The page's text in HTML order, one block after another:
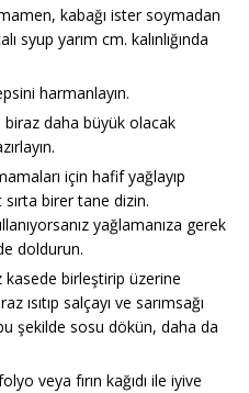
kabağı ister soymadan
syup yarım cm. kalınlığında
harmanlayın.
daha büyük olacak
için hafif yağlayıp
birer tane dizin.
yağlamanıza gerek
doldurun.
kasede birleştirip üzerine
ısıtıp salçayı ve sarımsağı
şekilde sosu dökün, daha da
veya fırın kağıdı ile iyive